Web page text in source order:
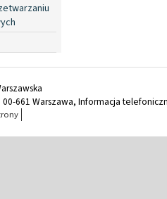
661 Warszawa, Informacja